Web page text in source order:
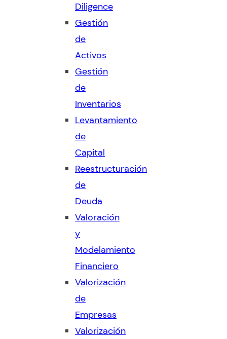
Diligence
Gestión
de
Activos
Gestión
de
Inventarios
Levantamiento
de
Capital
Reestructuración
de
Deuda
Valoración
y
Modelamiento
Financiero
Valorización
de
Empresas
Valorización